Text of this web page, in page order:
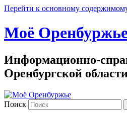
Перейти к основному
Моё
Информационно-
Оренбургской
Поиск